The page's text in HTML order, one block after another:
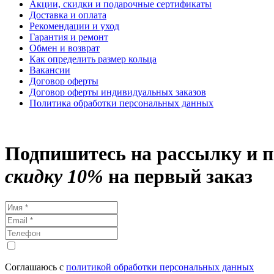
Акции, скидки и подарочные сертификаты
Доставка и оплата
Рекомендации и уход
Гарантия и ремонт
Обмен и возврат
Как определить размер кольца
Вакансии
Договор оферты
Договор оферты индивидуальных заказов
Политика обработки персональных данных
Подпишитесь на рассылку и
скидку 10% на первый заказ
Соглашаюсь с политикой обработки персональных данных